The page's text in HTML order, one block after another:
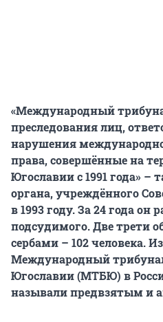
«Международный
преследования лиц,
нарушения
права, совершённые на
Югославии с 1991 года» –
органа, учреждённого
в 1993 году. За 24 года он
подсудимого. Две трети
сербами – 102 человека.
Международный
Югославии (МТБЮ) в
называли предвзятым и